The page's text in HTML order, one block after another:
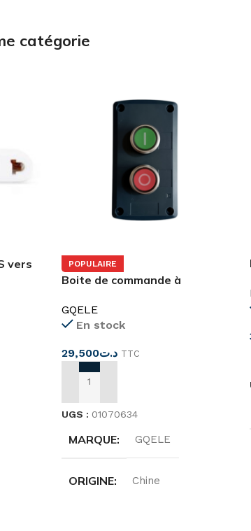
catégorie
vers
POPULAIRE
Boite de commande à
Marche/Arrêt
GQELE
En stock
د.ت29,500 TTC
AJOUTER AU PANIER
UGS : 01070634
MARQUE GQELE
ORIGINE Chine